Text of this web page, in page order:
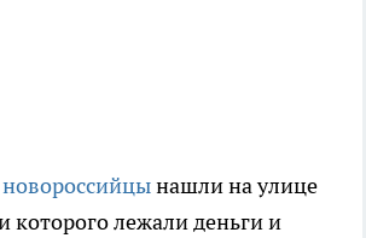
новороссийцынашли на улице
которого лежали деньги и